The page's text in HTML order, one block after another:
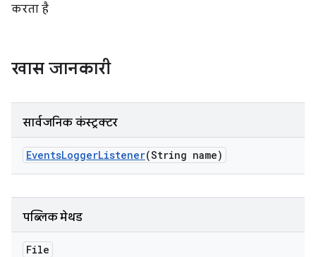
करता है
खास जानकारी
सार्वजनिक कंस्ट्रक्टर
EventsLoggerListener(String name)
पब्लिक मेथड
File